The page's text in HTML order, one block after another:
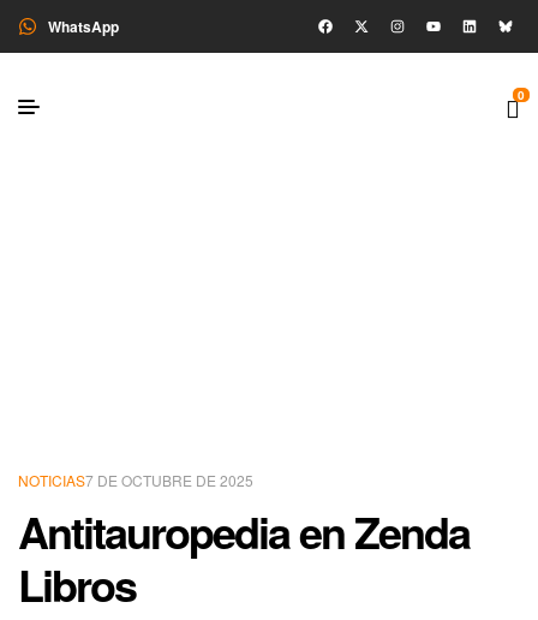
WhatsApp
0
NOTICIAS7 DE OCTUBRE DE 2025
Antitauropedia en Zenda
Libros